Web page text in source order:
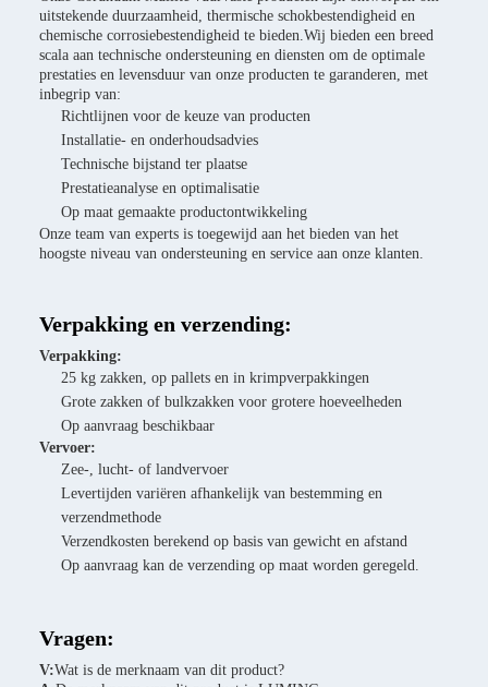
uitstekende duurzaamheid, thermische schokbestendigheid en
chemische corrosiebestendigheid te bieden.Wij bieden een breed
scala aan technische ondersteuning en diensten om de optimale
prestaties en levensduur van onze producten te garanderen, met
inbegrip van:
Richtlijnen voor de keuze van producten
Installatie- en onderhoudsadvies
Technische bijstand ter plaatse
Prestatieanalyse en optimalisatie
Op maat gemaakte productontwikkeling
Onze team van experts is toegewijd aan het bieden van het
hoogste niveau van ondersteuning en service aan onze klanten.
Verpakking en verzending:
Verpakking:
25 kg zakken, op pallets en in krimpverpakkingen
Grote zakken of bulkzakken voor grotere hoeveelheden
Op aanvraag beschikbaar
Vervoer:
Zee-, lucht- of landvervoer
Levertijden variëren afhankelijk van bestemming en
verzendmethode
Verzendkosten berekend op basis van gewicht en afstand
Op aanvraag kan de verzending op maat worden geregeld.
Vragen:
V:Wat is de merknaam van dit product?